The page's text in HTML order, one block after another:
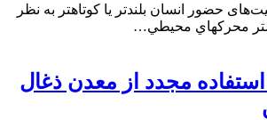
حضور انسان بلندتر يا کوتاهتر به نظر
محرکهاي محيطي…
مجدد از معدن ذغال